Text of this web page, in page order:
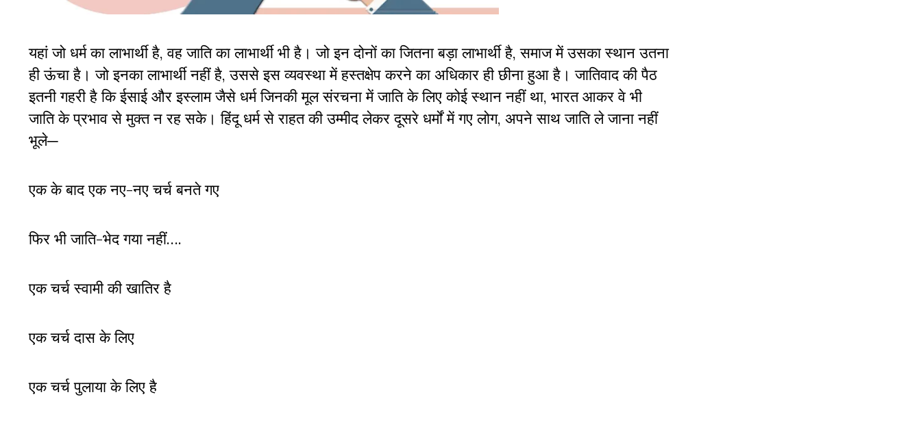
यहां जो धर्म का लाभार्थी है, वह जाति का लाभार्थी भी है। जो इन दोनों का जितना बड़ा लाभार्थी है, समाज में उसका स्थान उतना
ही ऊंचा है। जो इनका लाभार्थी नहीं है, उससे इस व्यवस्था में हस्तक्षेप करने का अधिकार ही छीना हुआ है। जातिवाद की पैठ
इतनी गहरी है कि ईसाई और इस्लाम जैसे धर्म जिनकी मूल संरचना में जाति के लिए कोई स्थान नहीं था, भारत आकर वे भी
जाति के प्रभाव से मुक्त न रह सके। हिंदू धर्म से राहत की उम्मीद लेकर दूसरे धर्मों में गए लोग, अपने साथ जाति ले जाना नहीं
भूले─
एक के बाद एक नए-नए चर्च बनते गए
फिर भी जाति-भेद गया नहीं….
एक चर्च स्वामी की खातिर है
एक चर्च दास के लिए
एक चर्च पुलाया के लिए है